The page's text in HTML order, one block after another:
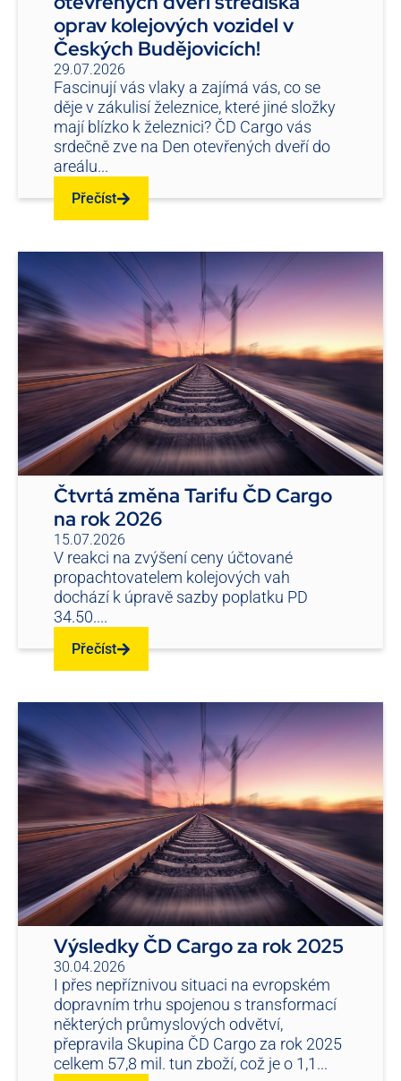
oprav kolejových vozidel v
Českých Budějovicích!
29.07.2026
Fascinují vás vlaky a zajímá vás, co se
děje v zákulisí železnice, které jiné složky
mají blízko k železnici? ČD Cargo vás
srdečně zve na Den otevřených dveří do
areálu...
Přečíst
Čtvrtá změna Tarifu ČD Cargo
na rok 2026
15.07.2026
V reakci na zvýšení ceny účtované
propachtovatelem kolejových vah
dochází k úpravě sazby poplatku PD
34.50....
Přečíst
Výsledky ČD Cargo za rok 2025
30.04.2026
I přes nepříznivou situaci na evropském
dopravním trhu spojenou s transformací
některých průmyslových odvětví,
přepravila Skupina ČD Cargo za rok 2025
celkem 57,8 mil. tun zboží, což je o 1,1...